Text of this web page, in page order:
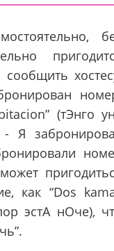
(тЭнго
- Я
как “Dos
эстА нОче),